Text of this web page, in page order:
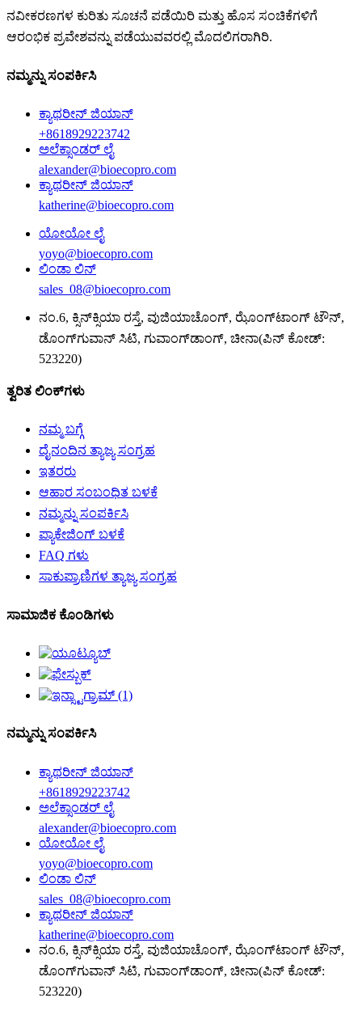
ನವೀಕರಣಗಳ ಕುರಿತು ಸೂಚನೆ ಪಡೆಯಿರಿ ಮತ್ತು ಹೊಸ ಸಂಚಿಕೆಗಳಿಗೆ
ಆರಂಭಿಕ ಪ್ರವೇಶವನ್ನು ಪಡೆಯುವವರಲ್ಲಿ ಮೊದಲಿಗರಾಗಿರಿ.
ನಮ್ಮನ್ನು ಸಂಪರ್ಕಿಸಿ
ಕ್ಯಾಥರೀನ್ ಜಿಯಾನ್
+8618929223742
ಅಲೆಕ್ಸಾಂಡರ್ ಲೈ
alexander@bioecopro.com
ಕ್ಯಾಥರೀನ್ ಜಿಯಾನ್
katherine@bioecopro.com
ಯೋಯೋ ಲೈ
yoyo@bioecopro.com
ಲಿಂಡಾ ಲಿನ್
sales_08@bioecopro.com
ನಂ.6, ಕ್ಸಿನ್‌ಕ್ಸಿಯಾ ರಸ್ತೆ, ವುಜಿಯಾಚೊಂಗ್, ಝೊಂಗ್‌ಟಾಂಗ್ ಟೌನ್,
ಡೊಂಗ್‌ಗುವಾನ್ ಸಿಟಿ, ಗುವಾಂಗ್‌ಡಾಂಗ್, ಚೀನಾ(ಪಿನ್ ಕೋಡ್:
523220)
ತ್ವರಿತ ಲಿಂಕ್‌ಗಳು
ನಮ್ಮ ಬಗ್ಗೆ
ದೈನಂದಿನ ತ್ಯಾಜ್ಯ ಸಂಗ್ರಹ
ಇತರರು
ಆಹಾರ ಸಂಬಂಧಿತ ಬಳಕೆ
ನಮ್ಮನ್ನು ಸಂಪರ್ಕಿಸಿ
ಪ್ಯಾಕೇಜಿಂಗ್ ಬಳಕೆ
FAQ ಗಳು
ಸಾಕುಪ್ರಾಣಿಗಳ ತ್ಯಾಜ್ಯ ಸಂಗ್ರಹ
ಸಾಮಾಜಿಕ ಕೊಂಡಿಗಳು
ನಮ್ಮನ್ನು ಸಂಪರ್ಕಿಸಿ
ಕ್ಯಾಥರೀನ್ ಜಿಯಾನ್
+8618929223742
ಅಲೆಕ್ಸಾಂಡರ್ ಲೈ
alexander@bioecopro.com
ಯೋಯೋ ಲೈ
yoyo@bioecopro.com
ಲಿಂಡಾ ಲಿನ್
sales_08@bioecopro.com
ಕ್ಯಾಥರೀನ್ ಜಿಯಾನ್
katherine@bioecopro.com
ನಂ.6, ಕ್ಸಿನ್‌ಕ್ಸಿಯಾ ರಸ್ತೆ, ವುಜಿಯಾಚೊಂಗ್, ಝೊಂಗ್‌ಟಾಂಗ್ ಟೌನ್,
ಡೊಂಗ್‌ಗುವಾನ್ ಸಿಟಿ, ಗುವಾಂಗ್‌ಡಾಂಗ್, ಚೀನಾ(ಪಿನ್ ಕೋಡ್:
523220)